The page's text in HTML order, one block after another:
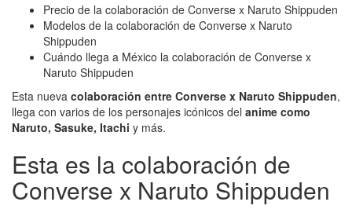
Precio de la colaboración de Converse x Naruto Shippuden
Modelos de la colaboración de Converse x Naruto
Shippuden
Cuándo llega a México la colaboración de Converse x
Naruto Shippuden
Esta nueva colaboración entre Converse x Naruto Shippuden,
llega con varios de los personajes icónicos del anime como
Naruto, Sasuke, Itachi y más.
Esta es la colaboración de
Converse x Naruto Shippuden